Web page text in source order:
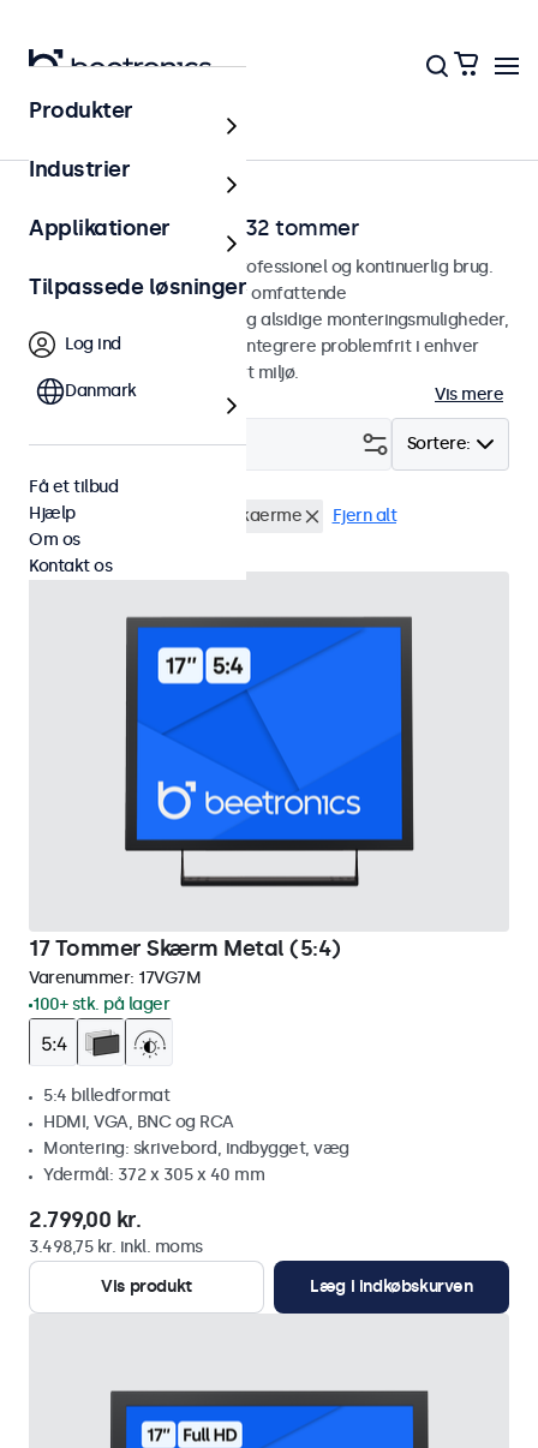
Hjem
BNC-skærme fra 7 til 32 tommer
BNC-skærme designet til professionel og kontinuerlig brug.
Vores BNC-skærme tilbyder omfattende
konfigurationsmuligheder og alsidige monteringsmuligheder,
hvilket gør dem nemme at integrere problemfrit i enhver
anvendelsesform og ethvert miljø.
Vis mere
Sortere:
Filter (2)
BNC (CVBS) 17 tommer skaerme Fjern alt
17 Tommer Skærm Metal (5:4)
Varenummer: 17VG7M
100+ stk. på lager
5:4 billedformat
HDMI, VGA, BNC og RCA
Montering: skrivebord, indbygget, væg
Ydermål: 372 x 305 x 40 mm
2.799,00 kr.
3.498,75 kr. inkl. moms
Vis produkt
Læg i indkøbskurven
Produkter
Industrier
Applikationer
Tilpassede løsninger
Log ind
Danmark
Få et tilbud
Hjælp
Om os
Kontakt os